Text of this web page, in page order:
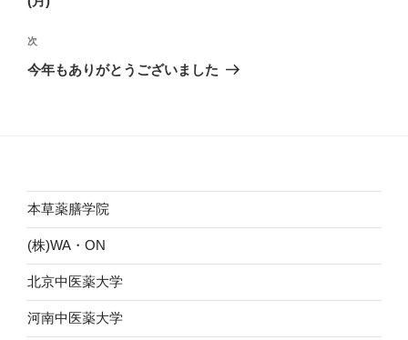
ゲ
ー
次
の
次
今年もありがとうございました
本草薬膳学院
(株)WA・ON
北京中医薬大学
河南中医薬大学